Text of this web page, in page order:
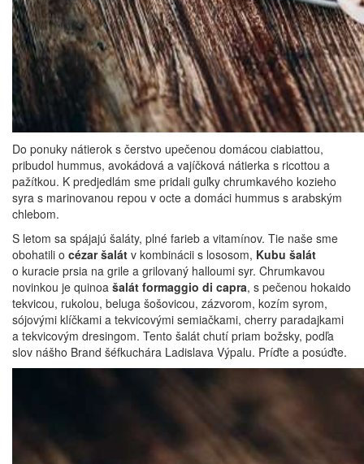
Do ponuky nátierok s čerstvo upečenou domácou ciabiattou,
pribudol hummus, avokádová a vajíčková nátierka s ricottou a
pažítkou. K predjedlám sme pridali guľky chrumkavého kozieho
syra s marinovanou repou v octe a domáci hummus s arabským
chlebom.
S letom sa spájajú šaláty, plné farieb a vitamínov. Tie naše sme
obohatili o cézar šalát v kombinácii s lososom, Kubu šalát
o kuracie prsia na grile a grilovaný halloumi syr. Chrumkavou
novinkou je quinoa šalát formaggio di capra, s pečenou hokaido
tekvicou, rukolou, beluga šošovicou, zázvorom, kozím syrom,
sójovými klíčkami a tekvicovými semiačkami, cherry paradajkami
a tekvicovým dresingom. Tento šalát chutí priam božsky, podľa
slov nášho Brand šéfkuchára Ladislava Výpalu. Príďte a posúďte.